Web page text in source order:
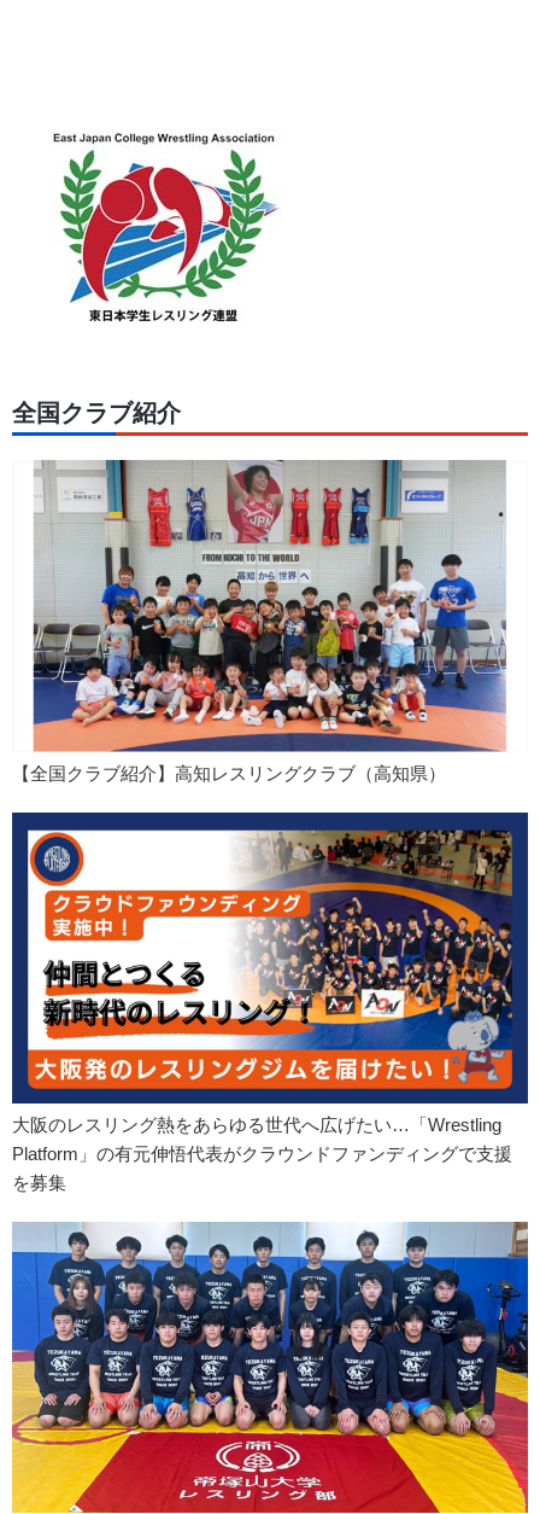
全国クラブ紹介
【全国クラブ紹介】高知レスリングクラブ（高知県）
大阪のレスリング熱をあらゆる世代へ広げたい…「Wrestling
Platform」の有元伸悟代表がクラウンドファンディングで支援
を募集